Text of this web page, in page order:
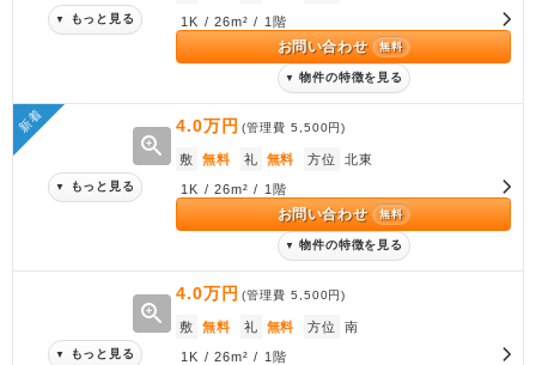
▼ もっと見る 1K / 26m² / 1階
お問い合わせ 無料
▼ 物件の特徴を見る
新着
zoom_in
▼ もっと見る
4.0万円 (管理費5,500円)
敷 無料 礼 無料 方位 北東
1K / 26m² / 1階
お問い合わせ 無料
▼ 物件の特徴を見る
zoom_in
▼ もっと見る
4.0万円 (管理費5,500円)
敷 無料 礼 無料 方位 南
1K / 26m² / 1階